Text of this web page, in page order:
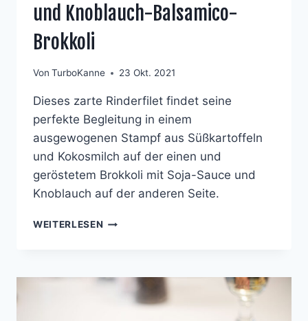
und Knoblauch-Balsamico-
Brokkoli
Von TurboKanne 23 Okt. 2021
Dieses zarte Rinderfilet findet seine
perfekte Begleitung in einem
ausgewogenen Stampf aus Süßkartoffeln
und Kokosmilch auf der einen und
geröstetem Brokkoli mit Soja-Sauce und
Knoblauch auf der anderen Seite.
WEITERLESEN RINDERFILET
MIT
OKOS-S